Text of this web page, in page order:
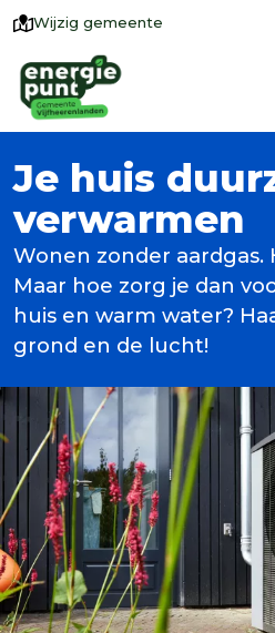
Wijzig gemeente
Je huis
verwarmen
Wonen zonder aardgas.
Maar hoe zorg je dan
huis en warm water?
grond en de lucht!